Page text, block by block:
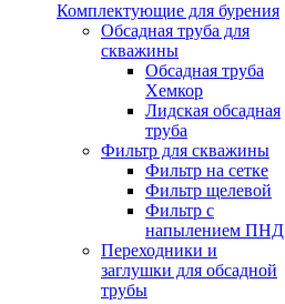
Комплектующие для бурения
Обсадная труба для
скважины
Обсадная труба
Хемкор
Лидская обсадная
труба
Фильтр для скважины
Фильтр на сетке
Фильтр щелевой
Фильтр с
напылением ПНД
Переходники и
заглушки для обсадной
трубы